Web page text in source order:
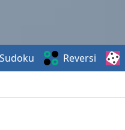
Sudoku Reversi